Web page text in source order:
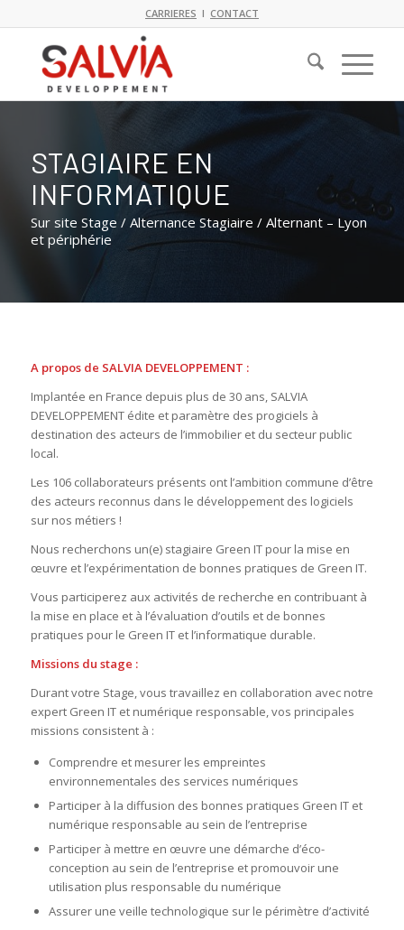
CARRIERES I CONTACT
STAGIAIRE EN
INFORMATIQUE
Sur site Stage / Alternance Stagiaire / Alternant – Lyon
et périphérie
A propos de SALVIA DEVELOPPEMENT :
Implantée en France depuis plus de 30 ans, SALVIA
DEVELOPPEMENT édite et paramètre des progiciels à
destination des acteurs de l’immobilier et du secteur public
local.
Les 106 collaborateurs présents ont l’ambition commune d’être
des acteurs reconnus dans le développement des logiciels
sur nos métiers !
Nous recherchons un(e) stagiaire Green IT pour la mise en
œuvre et l’expérimentation de bonnes pratiques de Green IT.
Vous participerez aux activités de recherche en contribuant à
la mise en place et à l’évaluation d’outils et de bonnes
pratiques pour le Green IT et l’informatique durable.
Missions du stage :
Durant votre Stage, vous travaillez en collaboration avec notre
expert Green IT et numérique responsable, vos principales
missions consistent à :
Comprendre et mesurer les empreintes
environnementales des services numériques
Participer à la diffusion des bonnes pratiques Green IT et
numérique responsable au sein de l’entreprise
Participer à mettre en œuvre une démarche d’éco-
conception au sein de l’entreprise et promouvoir une
utilisation plus responsable du numérique
Assurer une veille technologique sur le périmètre d’activité